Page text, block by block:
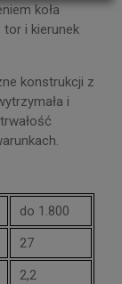
koła
i kierunek
konstrukcji z
i
do 1.800
27
2,2